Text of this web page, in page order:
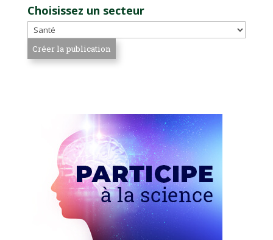
Choisissez un secteur